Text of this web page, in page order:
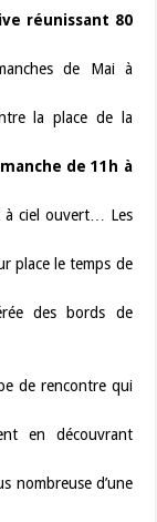
réunissant 80
de Mai à
la place de la
de 11h à
à ciel ouvert… Les
place le temps de
des bords de
de rencontre qui
en découvrant
nombreuse d’une